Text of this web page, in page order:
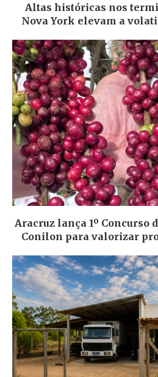
Altas históricas nos
Nova York elevam a
Aracruz lança 1º Concurso
Conilon para valorizar